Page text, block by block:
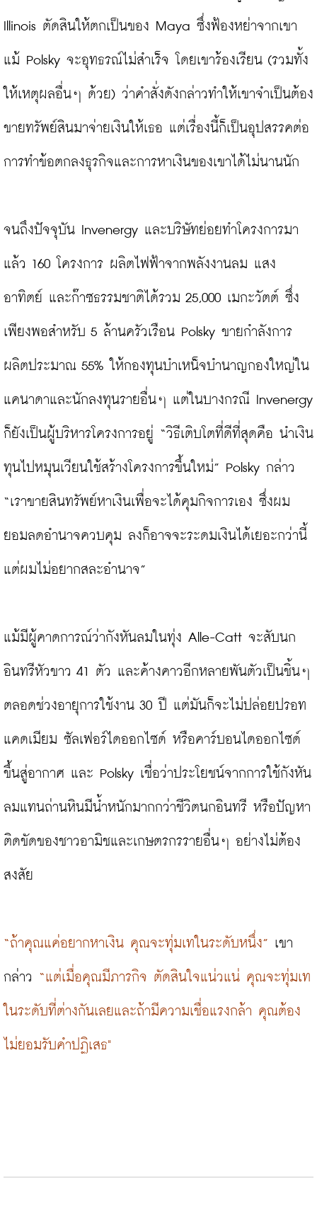
Illinois ตัดสินให้ตกเป็นของ Maya ซึ่งฟ้องหย่าจากเขา
แม้ Polsky จะอุทธรณ์ไม่สำเร็จ โดยเขาร้องเรียน (รวมทั้ง
ให้เหตุผลอื่นๆ ด้วย) ว่าคำสั่งดังกล่าวทำให้เขาจำเป็นต้อง
ขายทรัพย์สินมาจ่ายเงินให้เธอ แต่เรื่องนี้ก็เป็นอุปสรรคต่อ
การทำข้อตกลงธุรกิจและการหาเงินของเขาได้ไม่นานนัก
จนถึงปัจจุบัน Invenergy และบริษัทย่อยทำโครงการมา
แล้ว 160 โครงการ ผลิตไฟฟ้าจากพลังงานลม แสง
อาทิตย์ และก๊าซธรรมชาติได้รวม 25,000 เมกะวัตต์ ซึ่ง
เพียงพอสำหรับ 5 ล้านครัวเรือน Polsky ขายกำลังการ
ผลิตประมาณ 55% ให้กองทุนบำเหน็จบำนาญกองใหญ่ใน
แคนาดาและนักลงทุนรายอื่นๆ แต่ในบางกรณี Invenergy
ก็ยังเป็นผู้บริหารโครงการอยู่ “วิธีเติบโตที่ดีที่สุดคือ นำเงิน
ทุนไปหมุนเวียนใช้สร้างโครงการขึ้นใหม่” Polsky กล่าว
“เราขายสินทรัพย์หาเงินเพื่อจะได้คุมกิจการเอง ซึ่งผม
ยอมลดอำนาจควบคุม ลงก็อาจจะระดมเงินได้เยอะกว่านี้
แต่ผมไม่อยากสละอำนาจ”
แม้มีผู้คาดการณ์ว่ากังหันลมในทุ่ง Alle-Catt จะสับนก
อินทรีหัวขาว 41 ตัว และค้างคาวอีกหลายพันตัวเป็นชิ้นๆ
ตลอดช่วงอายุการใช้งาน 30 ปี แต่มันก็จะไม่ปล่อยปรอท
แคดเมียม ซัลเฟอร์ไดออกไซด์ หรือคาร์บอนไดออกไซด์
ขึ้นสู่อากาศ และ Polsky เชื่อว่าประโยชน์จากการใช้กังหัน
ลมแทนถ่านหินมีน้ำหนักมากกว่าชีวิตนกอินทรี หรือปัญหา
ติดขัดของชาวอามิชและเกษตรกรรายอื่นๆ อย่างไม่ต้อง
สงสัย
“ถ้าคุณแค่อยากหาเงิน คุณจะทุ่มเทในระดับหนึ่ง” เขา
กล่าว “แต่เมื่อคุณมีภารกิจ ตัดสินใจแน่วแน่ คุณจะทุ่มเท
ในระดับที่ต่างกันเลยและถ้ามีความเชื่อแรงกล้า คุณต้อง
ไม่ยอมรับคำปฏิเสธ"